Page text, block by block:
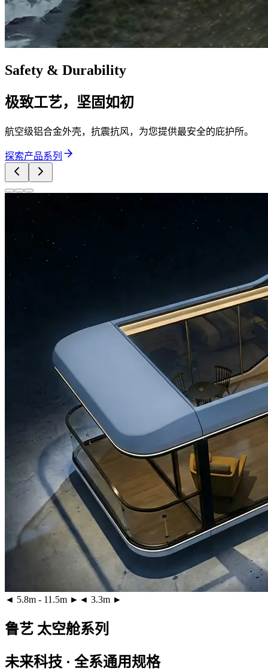
Safety & Durability
极致工艺，坚固如初
航空级铝合金外壳，抗震抗风，为您提供最安全的庇护所。
探索产品系列
◄ 5.8m - 11.5m ► ◄ 3.3m ►
鲁艺 太空舱系列
未来科技 · 全系通用规格